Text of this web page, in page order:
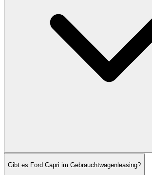
Gibt es Ford Capri im Gebrauchtwagenleasing?